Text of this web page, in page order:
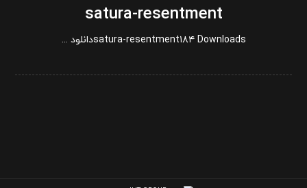
satura-resentment
satura-resentment۱۸۴ Downloadsدانلود ...